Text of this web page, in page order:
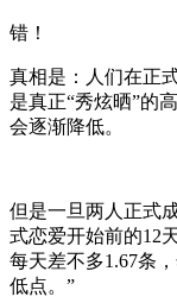
错！
真相是：人们在正
是真正“秀炫晒”的
会逐渐降低。
但是一旦两人正式
式恋爱开始前的12
每天差不多1.67条
低点。”